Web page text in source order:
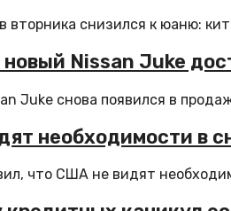
вторника снизился к юаню:
новый Nissan Juke
Juke снова появился в
необходимости в
что США не видят